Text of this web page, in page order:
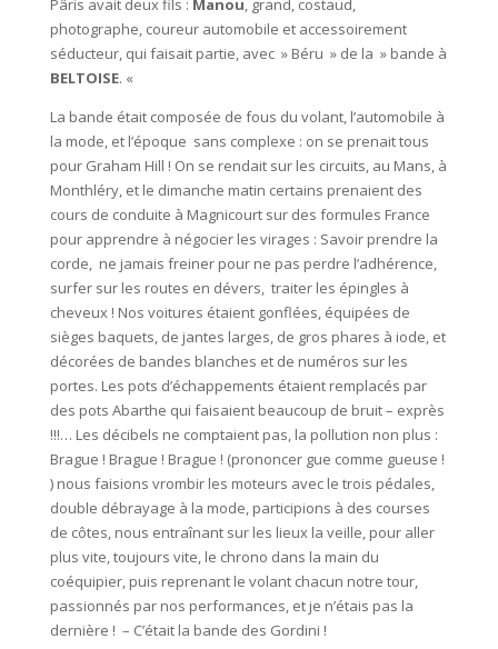
Pâris avait deux fils : Manou, grand, costaud,
photographe, coureur automobile et accessoirement
séducteur, qui faisait partie, avec » Béru » de la » bande à
BELTOISE. «
La bande était composée de fous du volant, l’automobile à
la mode, et l’époque sans complexe : on se prenait tous
pour Graham Hill ! On se rendait sur les circuits, au Mans, à
Monthléry, et le dimanche matin certains prenaient des
cours de conduite à Magnicourt sur des formules France
pour apprendre à négocier les virages : Savoir prendre la
corde, ne jamais freiner pour ne pas perdre l’adhérence,
surfer sur les routes en dévers, traiter les épingles à
cheveux ! Nos voitures étaient gonflées, équipées de
sièges baquets, de jantes larges, de gros phares à iode, et
décorées de bandes blanches et de numéros sur les
portes. Les pots d’échappements étaient remplacés par
des pots Abarthe qui faisaient beaucoup de bruit – exprès
!!!… Les décibels ne comptaient pas, la pollution non plus :
Brague ! Brague ! Brague ! (prononcer gue comme gueuse !
) nous faisions vrombir les moteurs avec le trois pédales,
double débrayage à la mode, participions à des courses
de côtes, nous entraînant sur les lieux la veille, pour aller
plus vite, toujours vite, le chrono dans la main du
coéquipier, puis reprenant le volant chacun notre tour,
passionnés par nos performances, et je n’étais pas la
dernière ! – C’était la bande des Gordini !